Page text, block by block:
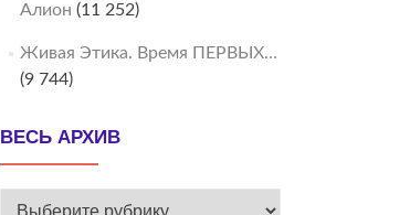
Алион (11 252)
Живая Этика. Время ПЕРВЫХ…
(9 744)
ВЕСЬ АРХИВ
ВЕСЬ